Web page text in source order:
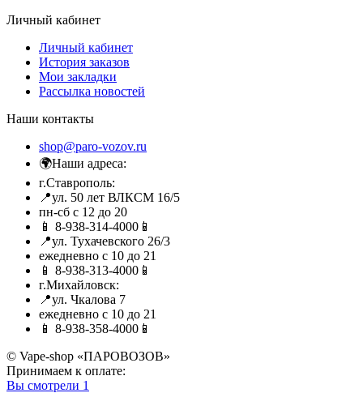
Личный кабинет
Личный кабинет
История заказов
Мои закладки
Рассылка новостей
Наши контакты
shop@paro-vozov.ru
🌍Наши адреса:
г.Ставрополь:
📍ул. 50 лет ВЛКСМ 16/5
пн-сб с 12 до 20
📱 8-938-314-4000📱
📍ул. Тухачевского 26/3
ежедневно с 10 до 21
📱 8-938-313-4000📱
г.Михайловск:
📍ул. Чкалова 7
ежедневно с 10 до 21
📱 8-938-358-4000📱
© Vape-shop «ПАРОВОЗОВ»
Принимаем к оплате:
Вы смотрели 1